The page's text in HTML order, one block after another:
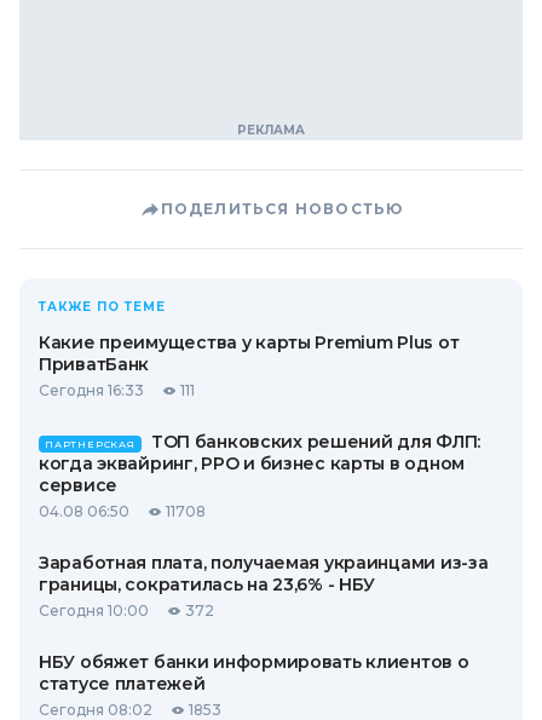
ПОДЕЛИТЬСЯ НОВОСТЬЮ
ТАКЖЕ ПО ТЕМЕ
Какие преимущества у карты Premium Plus от
ПриватБанк
Сегодня 16:33 111
ПАРТНЕРСКАЯ
ТОП банковских решений для ФЛП:
когда эквайринг, РРО и бизнес карты в одном
сервисе
04.08 06:50 11708
Заработная плата, получаемая украинцами из-за
границы, сократилась на 23,6% - НБУ
Сегодня 10:00 372
НБУ обяжет банки информировать клиентов о
статусе платежей
Сегодня 08:02 1853